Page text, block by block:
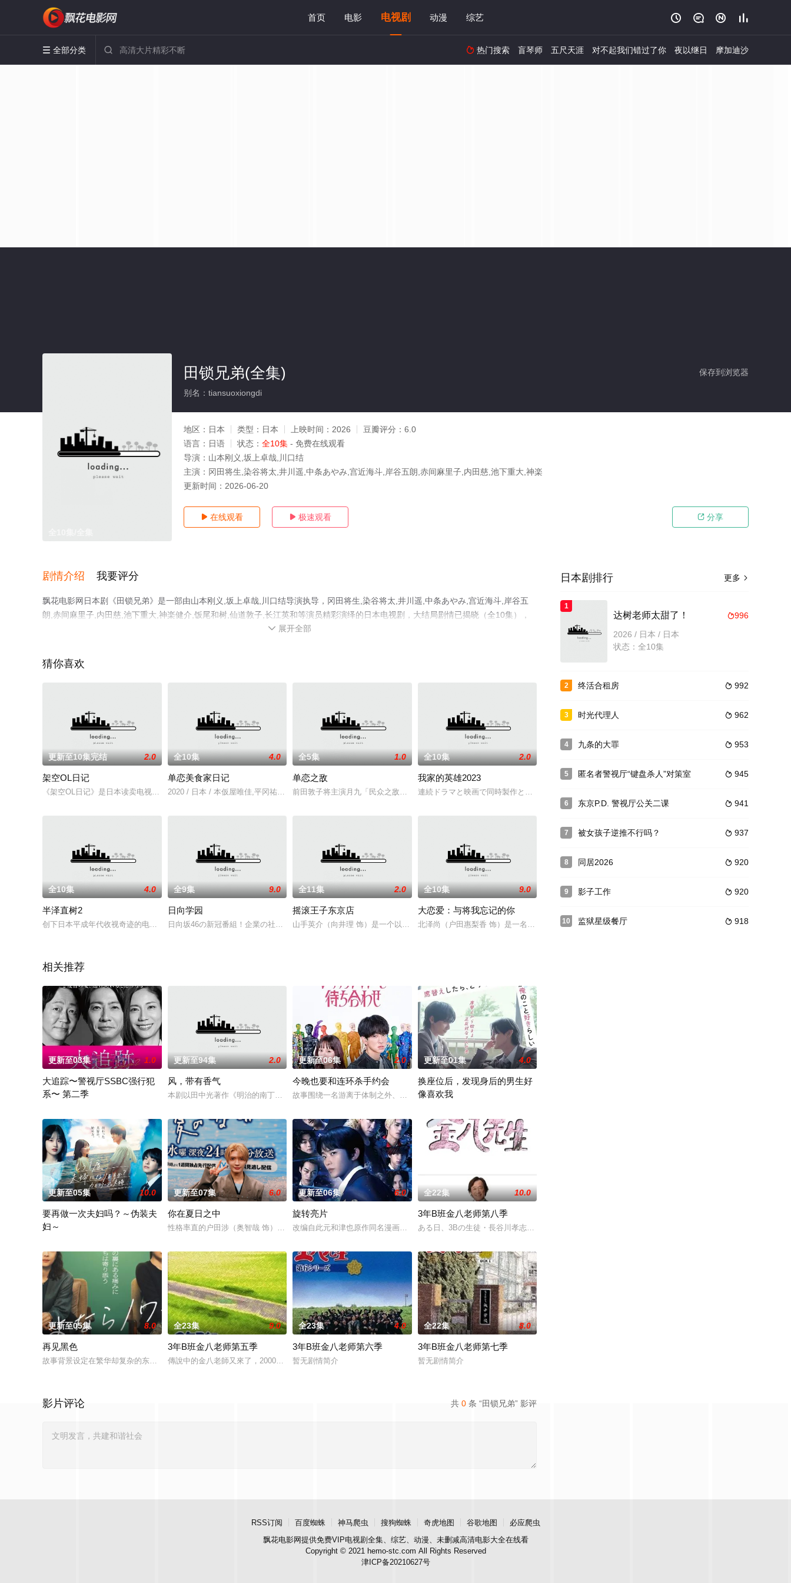
首页 电影 电视剧 动漫 综艺    
 全部分类   热门搜索 盲琴师 五尺天涯 对不起我们错过了你 夜以继日 摩加迪沙
保存到浏览器
田锁兄弟(全集)
别名：tiansuoxiongdi
地区： 日本 类型： 日本 上映时间： 2026 豆瓣评分： 6.0
语言： 日语 状态： 全10集 - 免费在线观看
导演： 山本刚义,坂上卓哉,川口结
主演： 冈田将生,染谷将太,井川遥,中条あやみ,宫近海斗,岸谷五朗,赤间麻里子,内田慈,池下重大,神楽
更新时间： 2026-06-20
 在线观看  极速观看  分享
剧情介绍 我要评分
飘花电影网日本剧《田锁兄弟》是一部由山本刚义,坂上卓哉,川口结导演执导，冈田将生,染谷将太,井川遥,中条あやみ,宫近海斗,岸谷五
朗,赤间麻里子,内田慈,池下重大,神楽健介,饭尾和树,仙道敦子,长江英和等演员精彩演绎的日本电视剧，大结局剧情已揭晓（全10集），
手机免费观看高清无删减完整版电视剧全集就上飘花影院，更多相关信息可移步至豆瓣电视剧、电视猫或剧情网等平台了解。
 展开全部
猜你喜欢
更新至10集完结 2.0
架空OL日记
《架空OL日记》是日本读卖电视台（yTV）、日本电视台（NTV）2017年制作播出的深夜剧，由住田祟执导，升野英知担任编
全10集 4.0
单恋美食家日记
2020 / 日本 / 本仮屋唯佳,平冈祐太,藤田玲,中村静香,村山和实,冈本杏理,兵头功海,竹森千人
全5集 1.0
单恋之敌
前田敦子将主演月九「民众之敌」的衍生电视剧「单恋之敌」，敦子在「民众之敌」里饰演前写真偶像的议员的小出未亚，在衍生剧「单
全10集 2.0
我家的英雄2023
連続ドラマと映画で同時製作となる本作の主人公は、愛する家族とただ平穏に暮らしていくことを生きがい
全10集 4.0
半泽直树2
创下日本平成年代收视奇迹的电视剧《半泽直树》续作。本作的故事将承接前作，从半泽被调往东京中央证券任营业企划部长开始。某天
全9集 9.0
日向学园
日向坂46の新冠番組！企業の社長から今をときめく話題の人まで、各界の「陽の当たる人」に日向坂メンバーが徹底取材…普段とは
全11集 2.0
摇滚王子东京店
山手英介（向井理 饰）是一个以音乐为理想的上进青年，他组织了一支摇滚乐团，在其中担任贝斯手一职。英介的母亲经营着一家法国
全10集 9.0
大恋爱：与将我忘记的你
北泽尚（户田惠梨香 饰）是一名医生，在和同为医生的男友井原侑市（松冈昌宏 饰）恋爱数月后终于订婚准
相关推荐
更新至03集 1.0
大追踪〜警视厅SSBC强行犯
系〜 第二季
更新至94集 2.0
风，带有香气
本剧以田中光著作《明治的南丁格尔 大关和物语》为原案，取材自日本首位专业女护士大关和与铃木雅的真实经历，描绘了她们推动护
更新至06集 2.0
今晚也要和连环杀手约会
故事围绕一名游离于体制之外、孤傲冷峻的“独狼”刑警，与一位拥有特异功能的神秘密友展开。女主角黑井雏田只要触碰杀手，眼前便
更新至01集 4.0
换座位后，发现身后的男生好
像喜欢我
更新至05集 10.0
要再做一次夫妇吗？～伪装夫
妇～
更新至07集 6.0
你在夏日之中
性格率直的户田涉（奥智哉 饰）与校园风云人物佐伯千晴（杢代和人 饰）因共同的电影爱好而结缘。在千晴告白后，两人约定利用暑
更新至06集 6.0
旋转亮片
改编自此元和津也原作同名漫画。不起眼的高中生三井宏太在好友内新次郎的邀请下加入了钓鱼部。虽然听说这是守护城镇秩序的正义之
全22集 10.0
3年B班金八老师第八季
ある日、3Bの生徒・長谷川孝志の両親が桜中学校にやってきた。孝志の夏休みの課題の絵に対する立花かお
更新至05集 8.0
再见黑色
故事背景设定在繁华却复杂的东京池袋地区。西池袋警署新设立了“犯罪受害者支援室”，在这里，警察们将贴身陪伴遭遇各类案件的受
全23集 9.0
3年B班金八老师第五季
傳說中的金八老師又來了，2000年「3年B班金八老師」最新第五系列隆重登場！21年前在日本推出的「3年B班金八老師」，締
全23集 4.0
3年B班金八老师第六季
暂无剧情简介
全22集 8.0
3年B班金八老师第七季
暂无剧情简介
共 0 条 “田锁兄弟” 影评
影片评论
更多 
日本剧排行
1
996
达树老师太甜了！
2026 / 日本 / 日本
状态：全10集
2  992
终活合租房
3  962
时光代理人
4  953
九条的大罪
5  945
匿名者警视厅“键盘杀人”对策室
6  941
东京P.D. 警视厅公关二课
7  937
被女孩子逆推不行吗？
8  920
同居2026
9  920
影子工作
10  918
监狱星级餐厅
RSS订阅 百度蜘蛛 神马爬虫 搜狗蜘蛛 奇虎地图 谷歌地图
必应爬虫
飘花电影网提供免费VIP电视剧全集、综艺、动漫、未删减高清电影大全在线看
Copyright © 2021 hemo-stc.com All Rights Reserved
津ICP备20210627号